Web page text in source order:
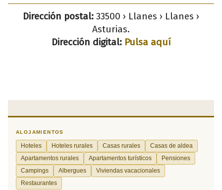
Dirección postal: 33500 › Llanes › Llanes ›
Asturias.
Dirección digital: Pulsa aquí